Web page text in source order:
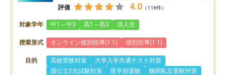
評価 4.0 （116件）
対象学年 中1～中3 高1～高3 浪人生
授業形式 オンライン個別指導(1:1) 個別指導(1:1)
目的 高校受験対策
大学入学共通テスト対策
国公立2次試験対策
医学部受験
難関私立受験対策